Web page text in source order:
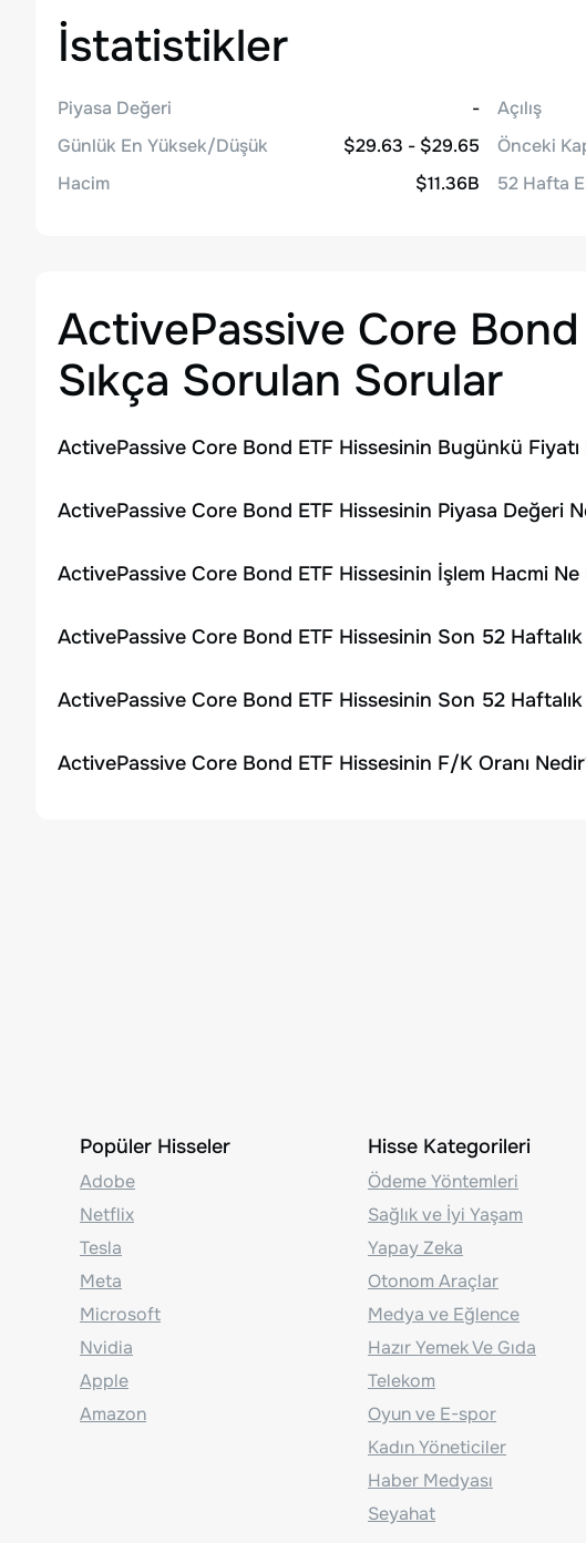
İstatistikler
Piyasa Değeri
-
Günlük En Yüksek/Düşük
$29.63 - $29.65
Hacim
$11.36B
Açılış
Önceki
52 Hafta
ActivePassive Core Bond
Sıkça Sorulan Sorular
ActivePassive Core Bond ETF Hissesinin Bugünkü Fiyatı
ActivePassive Core Bond ETF Hissesinin Piyasa Değeri
ActivePassive Core Bond ETF Hissesinin İşlem Hacmi Ne
ActivePassive Core Bond ETF Hissesinin Son 52
ActivePassive Core Bond ETF Hissesinin Son 52
ActivePassive Core Bond ETF Hissesinin F/K Oranı
Popüler Hisseler
Adobe
Netflix
Tesla
Meta
Microsoft
Nvidia
Apple
Amazon
Hisse Kategorileri
Ödeme Yöntemleri
Sağlık ve İyi Yaşam
Yapay Zeka
Otonom Araçlar
Medya ve Eğlence
Hazır Yemek Ve Gıda
Telekom
Oyun ve E-spor
Kadın Yöneticiler
Haber Medyası
Seyahat